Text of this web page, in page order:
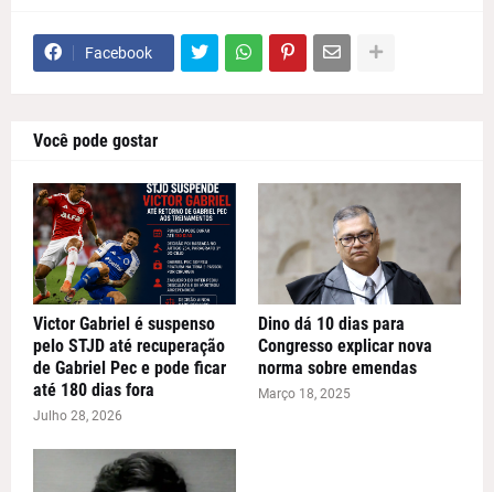
Facebook
Você pode gostar
Victor Gabriel é suspenso
pelo STJD até recuperação
de Gabriel Pec e pode ficar
até 180 dias fora
Julho 28, 2026
Dino dá 10 dias para
Congresso explicar nova
norma sobre emendas
Março 18, 2025